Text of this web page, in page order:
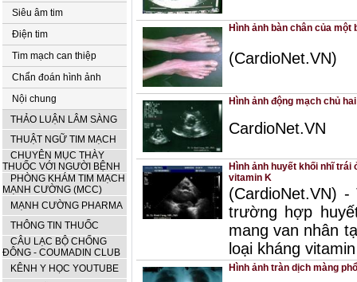
Siêu âm tim
Điện tim
Tim mạch can thiệp
Chẩn đoán hình ảnh
Nội chung
THẢO LUẬN LÂM SÀNG
THUẬT NGỮ TIM MẠCH
CHUYÊN MỤC THÀY
THUỐC VỚI NGƯỜI BỆNH
PHÒNG KHÁM TIM MẠCH
MẠNH CƯỜNG (MCC)
MẠNH CƯỜNG PHARMA
THÔNG TIN THUỐC
CÂU LẠC BỘ CHỐNG
ĐÔNG - COUMADIN CLUB
KÊNH Y HỌC YOUTUBE
Hình ảnh bàn chân của
(CardioNet.VN)
Hình ảnh động mạch chủ
CardioNet.VN
Hình ảnh huyết khối nhĩ trái
vitamin K
(CardioNet.VN)
trường hợp
mang van nhân
loại kháng
Hình ảnh tràn dịch màng